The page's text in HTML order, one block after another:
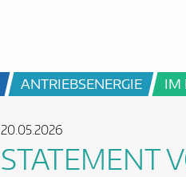
ANTRIEBSENERGIE IM
20.05.2026
STATEMENT